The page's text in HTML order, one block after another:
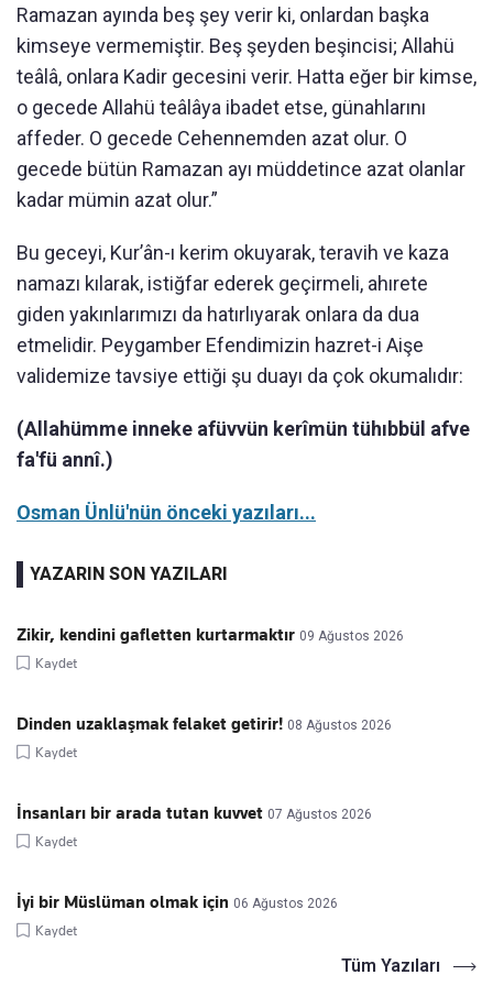
Ramazan ayında beş şey verir ki, onlardan başka
kimseye vermemiştir. Beş şeyden beşincisi; Allahü
teâlâ, onlara Kadir gecesini verir. Hatta eğer bir kimse,
o gecede Allahü teâlâya ibadet etse, günahlarını
affeder. O gecede Cehennemden azat olur. O
gecede bütün Ramazan ayı müddetince azat olanlar
kadar mümin azat olur.”
Bu geceyi, Kur’ân-ı kerim okuyarak, teravih ve kaza
namazı kılarak, istiğfar ederek geçirmeli, ahırete
giden yakınlarımızı da hatırlıyarak onlara da dua
etmelidir. Peygamber Efendimizin hazret-i Aişe
validemize tavsiye ettiği şu duayı da çok okumalıdır:
(Allahümme inneke afüvvün kerîmün tühıbbül afve
fa'fü annî.)
Osman Ünlü'nün önceki yazıları...
YAZARIN SON YAZILARI
Zikir, kendini gafletten kurtarmaktır 09 Ağustos 2026
Kaydet
Dinden uzaklaşmak felaket getirir! 08 Ağustos 2026
Kaydet
İnsanları bir arada tutan kuvvet 07 Ağustos 2026
Kaydet
İyi bir Müslüman olmak için 06 Ağustos 2026
Kaydet
Tüm Yazıları